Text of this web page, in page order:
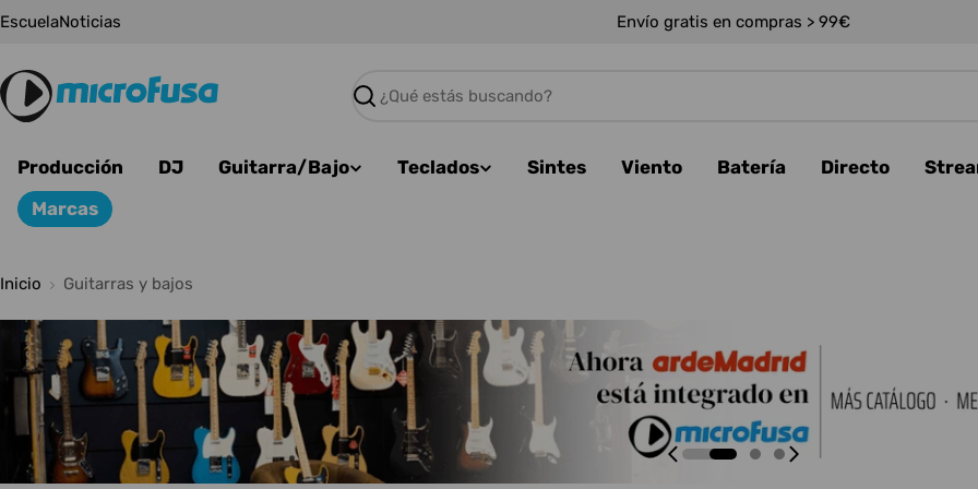
Saltar
EscuelaNoticias Envío gratis en compras > 99€
Buscar
Producción DJ Guitarra/Bajo Teclados Sintes Viento Batería Directo
Marcas
Inicio Guitarras y bajos